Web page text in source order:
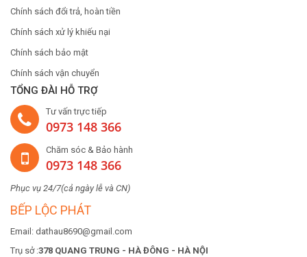
Chính sách đổi trả, hoàn tiền
Chính sách xử lý khiếu nại
Chính sách bảo mật
Chính sách vận chuyển
TỔNG ĐÀI HỖ TRỢ
Tư vấn trực tiếp
0973 148 366
Chăm sóc & Bảo hành
0973 148 366
Phục vụ 24/7(cả ngày lễ và CN)
BẾP LỘC PHÁT
Email: dathau8690@gmail.com
Trụ sở :378 QUANG TRUNG - HÀ ĐÔNG - HÀ NỘI